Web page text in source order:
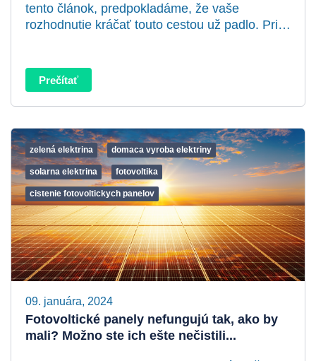
tento článok, predpokladáme, že vaše
rozhodnutie kráčať touto cestou už padlo. Pri…
Prečítať
zelená elektrina domaca vyroba elektriny
solarna elektrina fotovoltika
cistenie fotovoltickych panelov
09. januára, 2024
Fotovoltické panely nefungujú tak, ako by
mali? Možno ste ich ešte nečistili...